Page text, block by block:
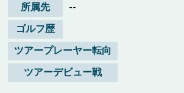
所属先
--
ゴルフ歴
ツアープレーヤー転向
ツアーデビュー戦